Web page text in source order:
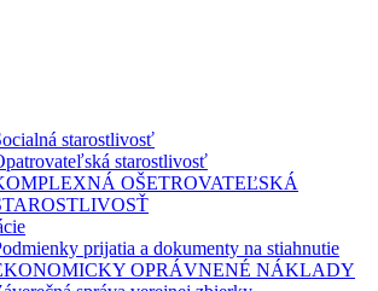
starostlivosť
starostlivosť
OŠETROVATEĽSKÁ
prijatia a dokumenty na stiahnutie
OPRÁVNENÉ NÁKLADY